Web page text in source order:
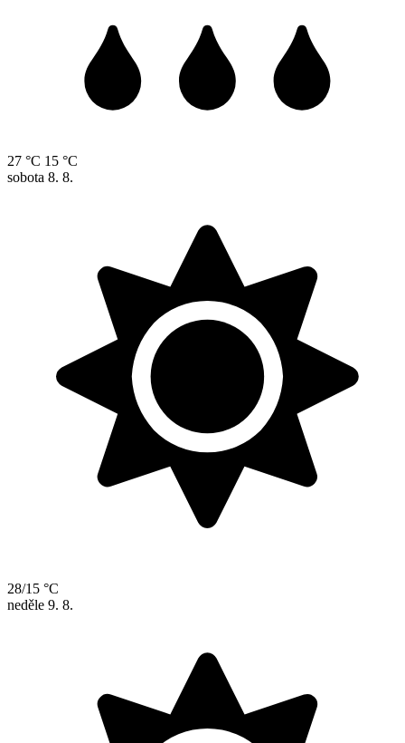
27 °C 15 °C
sobota 8. 8.
28/15 °C
neděle 9. 8.